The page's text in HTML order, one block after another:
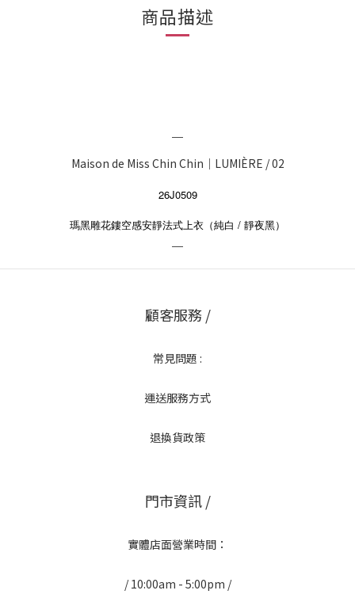
商品描述
Maison de Miss Chin Chin｜LUMIÈRE / 02
26J0509
瑪黑雕花鏤空感安靜法式上衣（純白 / 靜夜黑）
顧客服務 /
常見問題 :
運送服務方式
退換貨政策
門市資訊 /
實體店面營業時間：
/ 10:00am - 5:00pm /